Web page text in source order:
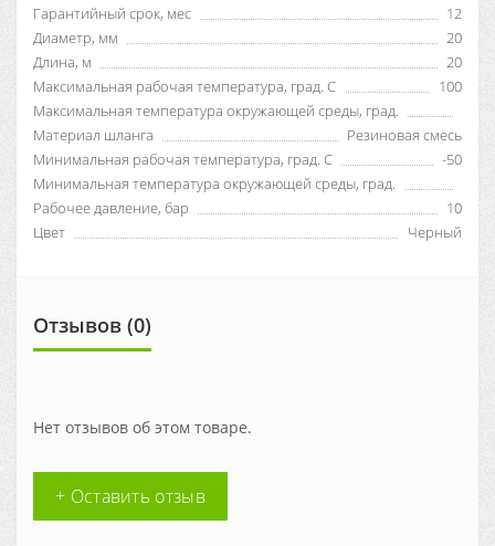
Гарантийный срок, мес
12
Диаметр, мм
20
Длина, м
20
Максимальная рабочая температура, град. С
100
Максимальная температура окружающей среды, град.
Материал шланга
Резиновая смесь
Минимальная рабочая температура, град. С
-50
Минимальная температура окружающей среды, град.
Рабочее давление, бар
10
Цвет
Черный
Отзывов (0)
Нет отзывов об этом товаре.
+ Оставить отзыв